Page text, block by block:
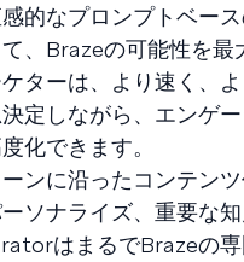
的なプロンプトベー
、Brazeの可能性を最
ターは、より速く、
定しながら、エンゲ
化できます。
ンに沿ったコンテン
ソナライズ、重要な
はまるでBrazeの